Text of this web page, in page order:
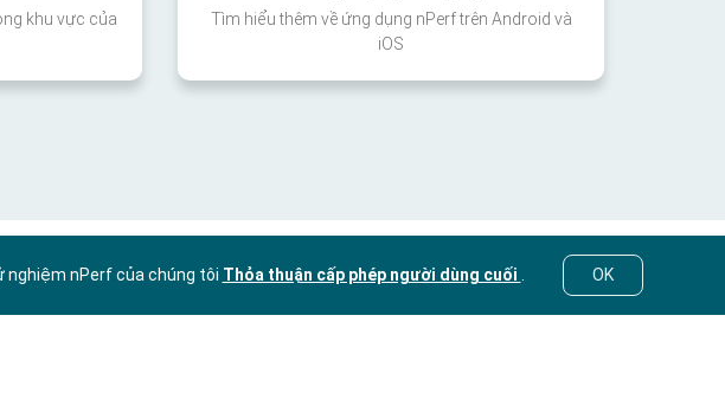
khu vực của
Tìm hiểu thêm về ứng dụng nPerf trên Android và
iOS
nghiệm nPerf của chúng tôi Thỏa thuận cấp phép người dùng cuối OK